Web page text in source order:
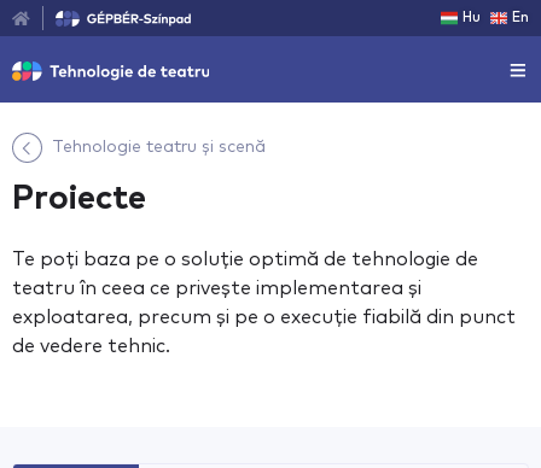
Hu En
Tehnologie teatru și scenă
Proiecte
Te poți baza pe o soluție optimă de tehnologie de
teatru în ceea ce privește implementarea și
exploatarea, precum și pe o execuție fiabilă din punct
de vedere tehnic.